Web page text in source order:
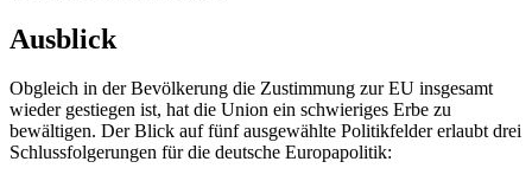
Ausblick
Obgleich in der Bevölkerung die Zustimmung zur EU insgesamt
wieder gestiegen ist, hat die Union ein schwieriges Erbe zu
bewältigen. Der Blick auf fünf ausgewählte Politikfelder erlaubt drei
Schlussfolgerungen für die deutsche Europapolitik: